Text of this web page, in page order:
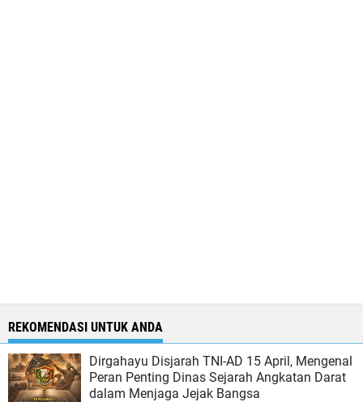
REKOMENDASI UNTUK ANDA
Dirgahayu Disjarah TNI-AD 15 April, Mengenal
Peran Penting Dinas Sejarah Angkatan Darat
dalam Menjaga Jejak Bangsa